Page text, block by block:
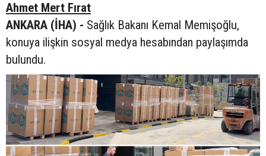
Ahmet Mert Fırat
ANKARA (İHA) - Sağlık Bakanı Kemal Memişoğlu,
konuya ilişkin sosyal medya hesabından paylaşımda
bulundu.